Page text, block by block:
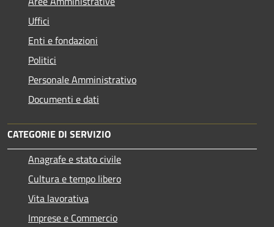
Uffici
Enti e fondazioni
Politici
Personale Amministrativo
Documenti e dati
CATEGORIE DI SERVIZIO
Anagrafe e stato civile
Cultura e tempo libero
Vita lavorativa
Imprese e Commercio